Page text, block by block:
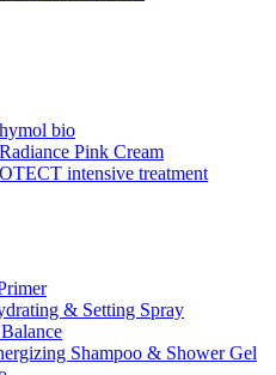
bio
Pink Cream
intensive treatment
& Setting Spray
Shampoo & Shower Gel